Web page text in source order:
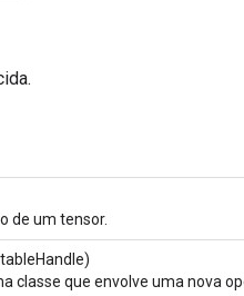
de um tensor.
classe que envolve uma nova